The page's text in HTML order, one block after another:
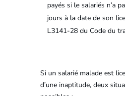
payés si le salariés n’a
jours à la date de son
L3141-28 du Code du
Si un salarié malade est
d’une inaptitude, deux